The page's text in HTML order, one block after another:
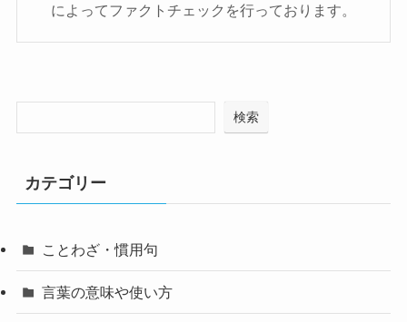
によってファクトチェックを行っております。
検索
カテゴリー
ことわざ・慣用句
言葉の意味や使い方